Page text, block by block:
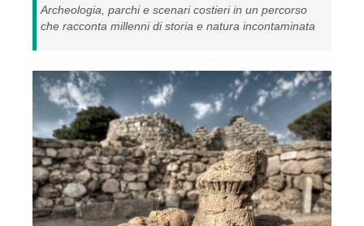
Archeologia, parchi e scenari costieri in un percorso
che racconta millenni di storia e natura incontaminata